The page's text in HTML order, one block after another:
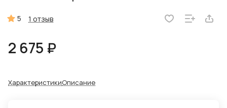
5 1 отзыв
2 675 ₽
ХарактеристикиОписание